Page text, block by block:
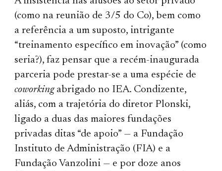
(como na reunião de 3/5 do Co), bem como
a referência a um suposto, intrigante
“treinamento específico em inovação” (como
seria?), faz pensar que a recém-inaugurada
parceria pode prestar-se a uma espécie de
coworkingabrigado no IEA. Condizente,
aliás, com a trajetória do diretor Plonski,
ligado a duas das maiores fundações
privadas ditas “de apoio” — a Fundação
Instituto de Administração (FIA) e a
Fundação Vanzolini — e por doze anos